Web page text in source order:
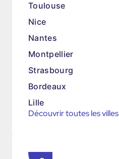
Toulouse
Nice
Nantes
Montpellier
Strasbourg
Bordeaux
Lille
Découvrir toutes les villes